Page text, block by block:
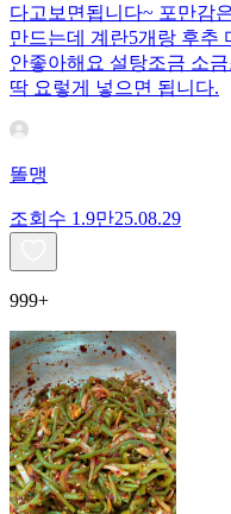
다고보면됩니다~ 포만감
만드는데 계란5개랑 후추
안좋아해요 설탕조금 소
딱 요렇게 넣으면 됩니다.
똘맹
조회수 1.9만25.08.29
999+